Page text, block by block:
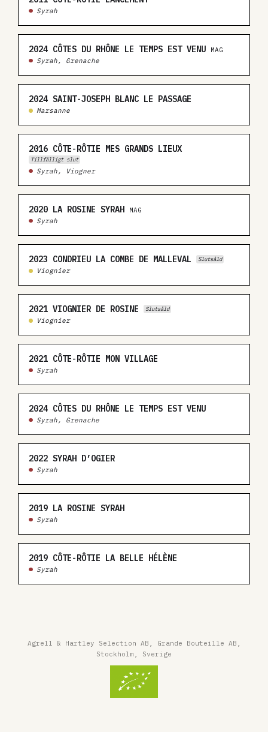
Syrah
2024 CÔTES DU RHÔNE LE TEMPS EST VENU
MAG
Syrah, Grenache
2024 SAINT-JOSEPH BLANC LE PASSAGE
Marsanne
2016 CÔTE-RÔTIE MES GRANDS LIEUX
Tillfälligt slut
Syrah, Viogner
2020 LA ROSINE SYRAH
MAG
Syrah
2023 CONDRIEU LA COMBE DE MALLEVAL Slutsåld
Viognier
2021 VIOGNIER DE ROSINE Slutsåld
Viognier
2021 CÔTE-RÔTIE MON VILLAGE
Syrah
2024 CÔTES DU RHÔNE LE TEMPS EST VENU
Syrah, Grenache
2022 SYRAH D’OGIER
Syrah
2019 LA ROSINE SYRAH
Syrah
2019 CÔTE-RÔTIE LA BELLE HÉLÈNE
Syrah
Agrell & Hartley Selection AB, Grande Bouteille AB,
Stockholm, Sverige